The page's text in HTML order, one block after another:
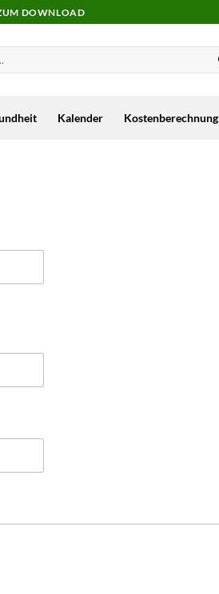
DOWNLOAD
Kalender Kostenberechnung